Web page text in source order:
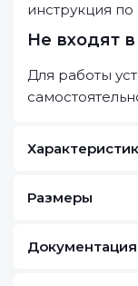
инструкция
Не входят
Для работы
Размеры
Документация